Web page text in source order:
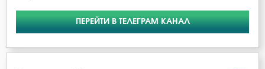
ПЕРЕЙТИ В ТЕЛЕГРАМ КАНАЛ